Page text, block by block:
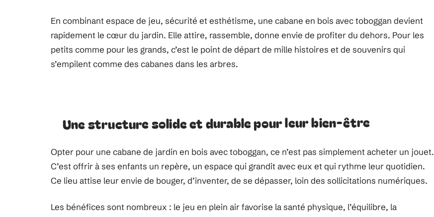
En combinant espace de jeu, sécurité et esthétisme, une cabane en bois avec toboggan devient
rapidement le cœur du jardin. Elle attire, rassemble, donne envie de profiter du dehors. Pour les
petits comme pour les grands, c’est le point de départ de mille histoires et de souvenirs qui
s’empilent comme des cabanes dans les arbres.
Une structure solide et durable pour leur bien-être
Opter pour une cabane de jardin en bois avec toboggan, ce n’est pas simplement acheter un jouet.
C’est offrir à ses enfants un repère, un espace qui grandit avec eux et qui rythme leur quotidien.
Ce lieu attise leur envie de bouger, d’inventer, de se dépasser, loin des sollicitations numériques.
Les bénéfices sont nombreux : le jeu en plein air favorise la santé physique, l’équilibre, la